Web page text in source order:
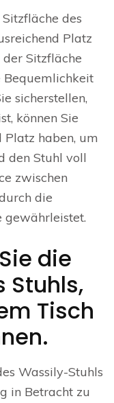
des
Platz
Sitzfläche
Bequemlichkeit
sicherstellen,
können Sie
Platz haben, um
den Stuhl voll
zwischen
die
gewährleistet.
die
Stuhls,
Tisch
Wassily-Stuhls
in Betracht zu